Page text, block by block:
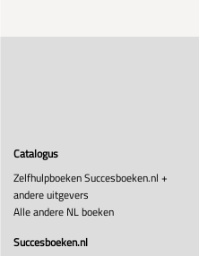
Catalogus
Zelfhulpboeken Succesboeken.nl +
andere uitgevers
Alle andere NL boeken
Succesboeken.nl